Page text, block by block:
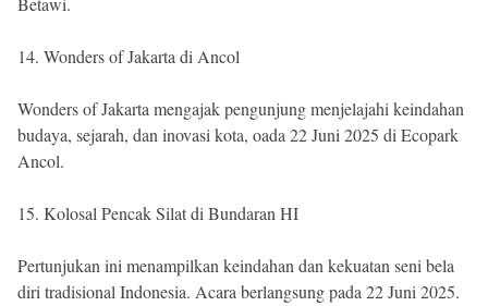
14. Wonders of Jakarta di Ancol
Wonders of Jakarta mengajak pengunjung menjelajahi keindahan
budaya, sejarah, dan inovasi kota, oada 22 Juni 2025 di Ecopark
Ancol.
15. Kolosal Pencak Silat di Bundaran HI
Pertunjukan ini menampilkan keindahan dan kekuatan seni bela
diri tradisional Indonesia. Acara berlangsung pada 22 Juni 2025.